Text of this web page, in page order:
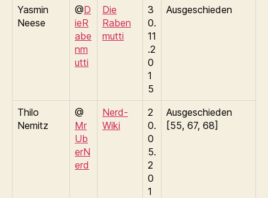
Yasmin
Neese
@D
ieR
abe
nm
utti
Die
Raben
mutti
3
0.
11
.2
0
1
5
Ausgeschieden
Thilo
Nemitz
@
Mr
Ub
erN
erd
Nerd-
Wiki
2
0.
0
5.
2
0
1
Ausgeschieden
[55, 67, 68]